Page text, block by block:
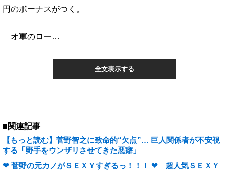
円のボーナスがつく。
オ軍のロー…
全文表示する
■関連記事
【もっと読む】菅野智之に致命的“欠点”… 巨人関係者が不安視
する「野手をウンザリさせてきた悪癖」
❤ 菅野の元カノがＳＥＸＹすぎるっ！！！ ❤ 超人気ＳＥＸＹ